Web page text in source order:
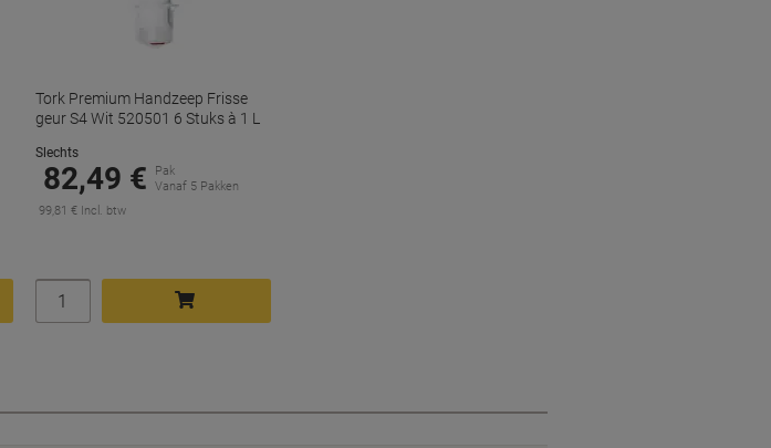
Tork Premium Handzeep Frisse
geur S4 Wit 520501 6 Stuks à 1 L
Slechts
82,49 €
Pak
Vanaf 5 Pakken
99,81 € Incl. btw